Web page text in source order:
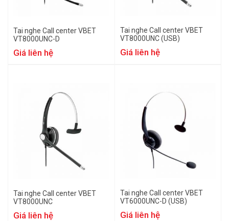
Tai nghe Call center VBET
VT8000UNC-D
Giá liên hệ
Tai nghe Call center VBET
VT8000UNC (USB)
Giá liên hệ
Tai nghe Call center VBET
VT8000UNC
Giá liên hệ
Tai nghe Call center VBET
VT6000UNC-D (USB)
Giá liên hệ